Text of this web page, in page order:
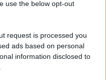
use the below opt-out
request is processed you
ads based on personal
information disclosed to
04827280654 - Testata
Inferiore N. 8/2020 - RG N.
– ISCRITTA ALL’ANSO
STAMPA ONLINE)